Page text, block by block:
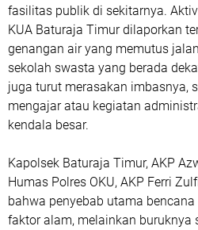
fasilitas publik di sekitarnya.
KUA Baturaja Timur dilaporkan
genangan air yang memutus
sekolah swasta yang berada
juga turut merasakan imbasnya,
mengajar atau kegiatan
kendala besar.
Kapolsek Baturaja Timur, AKP
Humas Polres OKU, AKP Ferri
bahwa penyebab utama
faktor alam, melainkan buruknya